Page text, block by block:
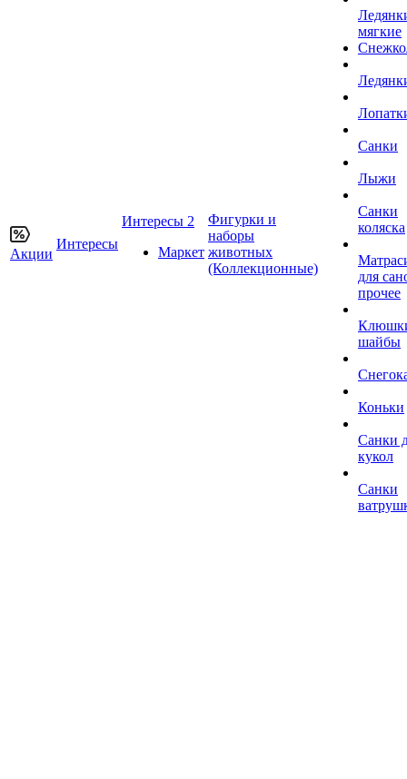
Акции
Интересы
Интересы 2
Маркет
Фигурки и
наборы
животных
(Коллекционные)
мягкие
Санки
Лыжи
Санки
коляска
для
прочее
шайбы
Коньки
Санки
кукол
Санки